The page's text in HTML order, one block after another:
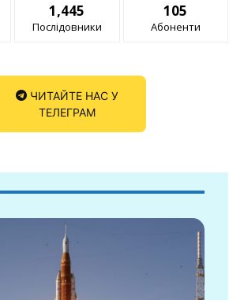
1,445
Послідовники
105
Абоненти
ЧИТАЙТЕ НАС У
ТЕЛЕГРАМ